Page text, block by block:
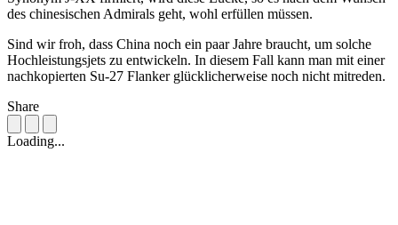
des chinesischen Admirals geht, wohl erfüllen müssen.
Sind wir froh, dass China noch ein paar Jahre braucht, um solche
Hochleistungsjets zu entwickeln. In diesem Fall kann man mit einer
nachkopierten Su-27 Flanker glücklicherweise noch nicht mitreden.
Share
Loading...